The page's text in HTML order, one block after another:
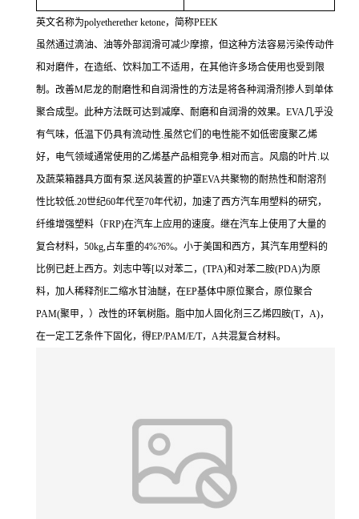
英文名称为polyetherether ketone，简称PEEK
虽然通过滴油、油等外部润滑可减少摩擦，但这种方法容易污染传动件
和对磨件，在造纸、饮料加工不适用，在其他许多场合使用也受到限
制。改善M尼龙的耐磨性和自润滑性的方法是将各种润滑剂掺人到单体
聚合成型。此种方法既可达到减摩、耐磨和自润滑的效果。EVA几乎没
有气味，低温下仍具有流动性.虽然它们的电性能不如低密度聚乙烯
好，电气领域通常使用的乙烯基产品相竞争.相对而言。风扇的叶片.以
及蔬菜箱器具方面有泵.送风装置的护罩EVA共聚物的耐热性和耐溶剂
性比较低.20世纪60年代至70年代初，加速了西方汽车用塑料的研究，
纤维增强塑料（FRP)在汽车上应用的速度。继在汽车上使用了大量的
复合材料，50kg,占车重的4%?6%。小于美国和西方，其汽车用塑料的
比例已赶上西方。刘志中等[以对苯二，(TPA)和对苯二胺(PDA)为原
料，加人稀释剂E二缩水甘油醚，在EP基体中原位聚合，原位聚合
PAM(聚甲，）改性的环氧树脂。脂中加人固化剂三乙烯四胺(T，A)，
在一定工艺条件下固化，得EP/PAM/E/T，A共混复合材料。